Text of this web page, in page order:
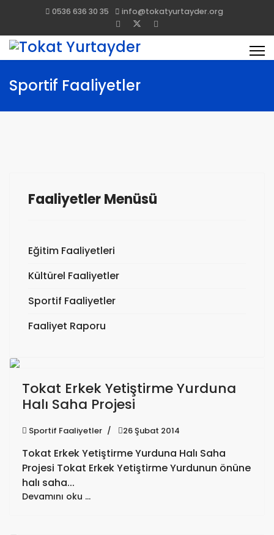
0536 636 30 35 info@tokatyurtayder.org
Sportif Faaliyetler
Faaliyetler Menüsü
Eğitim Faaliyetleri
Kültürel Faaliyetler
Sportif Faaliyetler
Faaliyet Raporu
Tokat Erkek Yetiştirme Yurduna
Halı Saha Projesi
Sportif Faaliyetler 26 Şubat 2014
Tokat Erkek Yetiştirme Yurduna Halı Saha
Projesi Tokat Erkek Yetiştirme Yurdunun önüne
halı saha...
Devamını oku …